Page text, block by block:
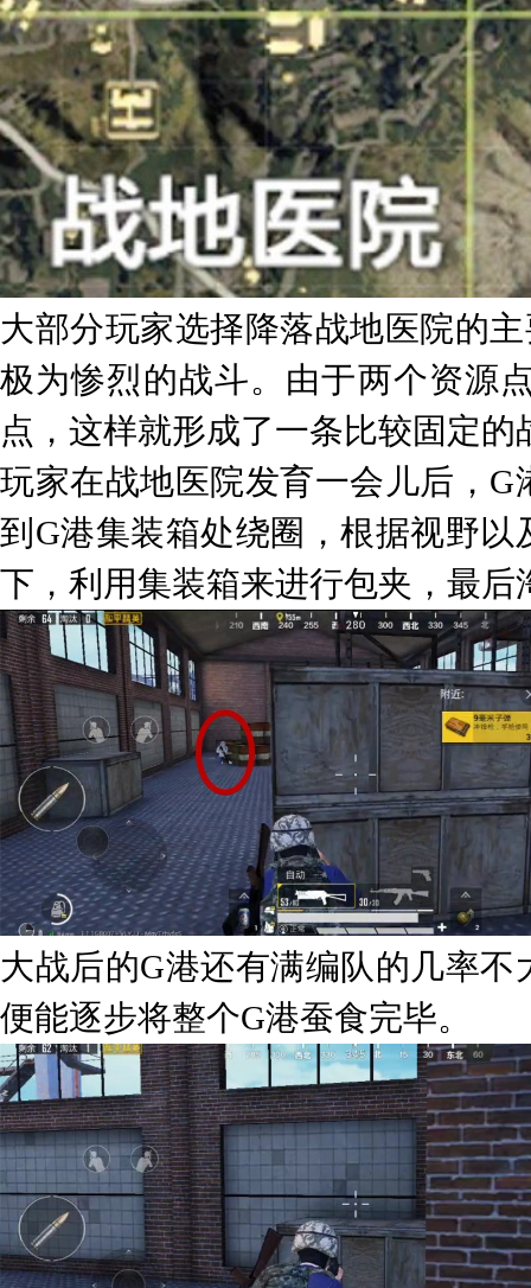
大部分玩家选择降落战地医院的
极为惨烈的战斗。由于两个资源
点，这样就形成了一条比较固定的
玩家在战地医院发育一会儿后，
到G港集装箱处绕圈，根据视野
下，利用集装箱来进行包夹，最后
大战后的G港还有满编队的几率
便能逐步将整个G港蚕食完毕。